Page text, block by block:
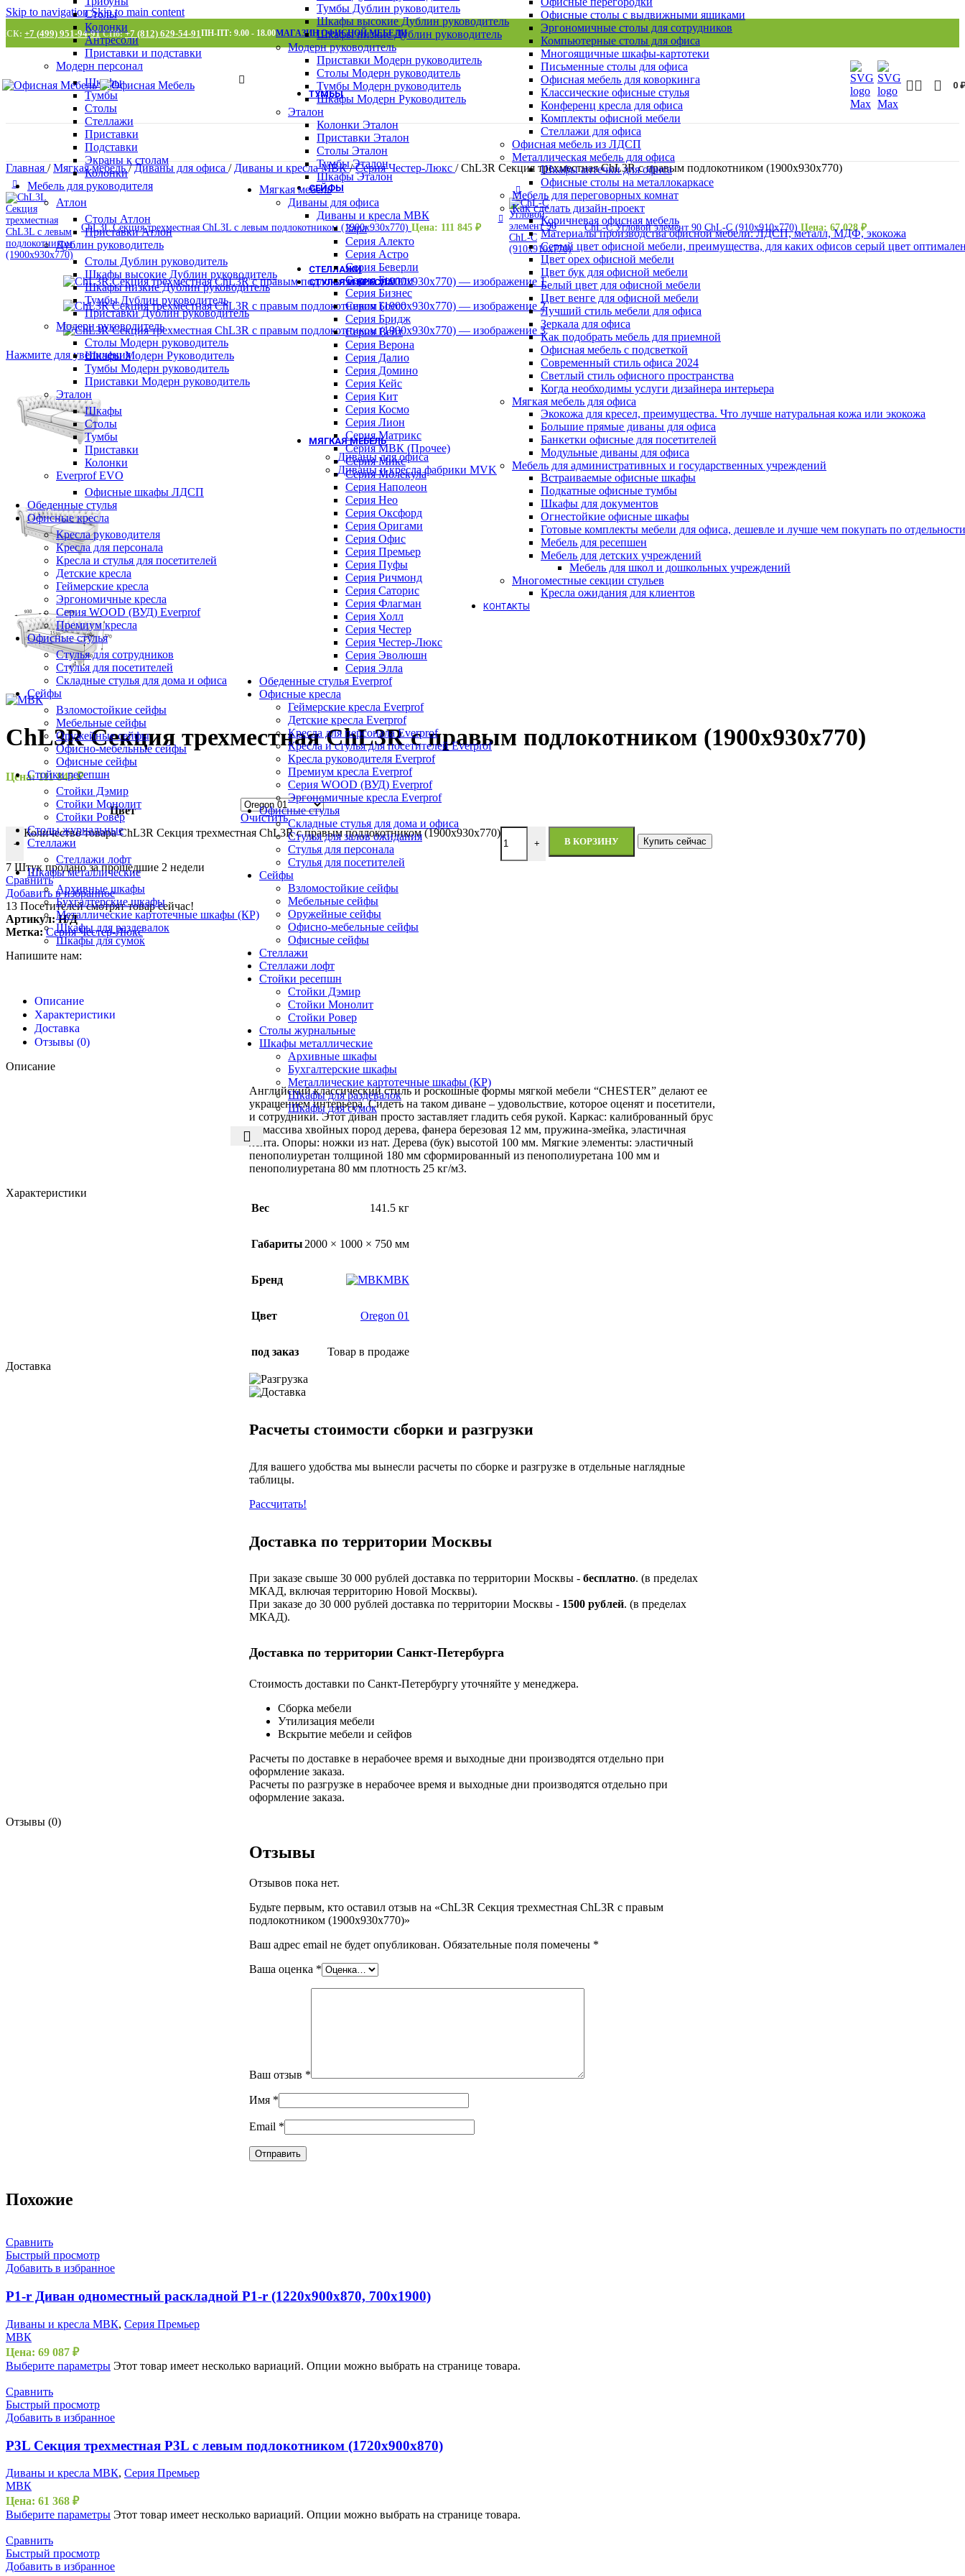
Skip to navigationSkip to main content
+7 (499) 951-94-91 СПб:+7 (812) 629-54-91ПН-ПТ: 9.00 - 18.00МАГАЗИН ОФИСНОЙ МЕБЕЛИ
Офисные столы с выдвижными ящиками
Эргономичные столы для сотрудников
Компьютерные столы для офиса
Многоящичные шкафы-картотеки
Письменные столы для офиса
Офисная мебель для коворкинга
Классические офисные стулья
Конференц кресла для офиса
Комплекты офисной мебели
Стеллажи для офиса
Офисная мебель из ЛДСП
Металлическая мебель для офиса
Шкафы аптечки для офиса
Офисные столы на металлокаркасе
Мебель для переговорных комнат
Как сделать дизайн-проект
Коричневая офисная мебель
Материалы производства офисной мебели: ЛДСП, металл, МДФ, экокожа
Серый цвет офисной мебели, преимущества, для каких офисов серый цвет
Цвет орех офисной мебели
Цвет бук для офисной мебели
Белый цвет для офисной мебели
Цвет венге для офисной мебели
Лучший стиль мебели для офиса
Зеркала для офиса
Как подобрать мебель для приемной
Офисная мебель с подсветкой
Современный стиль офиса 2024
Светлый стиль офисного пространства
Когда необходимы услуги дизайнера интерьера
Мягкая мебель для офиса
Экокожа для кресел, преимущества. Что лучше натуральная кожа или экокожа
Большие прямые диваны для офиса
Банкетки офисные для посетителей
Модульные диваны для офиса
Мебель для административных и государственных учреждений
Встраиваемые офисные шкафы
Подкатные офисные тумбы
Шкафы для документов
Огнестойкие офисные шкафы
Готовые комплекты мебели для офиса, дешевле и лучше чем покупать по отдельности
Мебель для ресепшен
Мебель для детских учреждений
Мебель для школ и дошкольных учреждений
Многоместные секции стульев
Кресла ожидания для клиентов
КОНТАКТЫ
Тумбы Дублин руководитель
Шкафы высокие Дублин руководитель
Шкафы низкие Дублин руководитель
Модерн руководитель
Приставки Модерн руководитель
Столы Модерн руководитель
Тумбы Модерн руководитель
Шкафы Модерн Руководитель
Эталон
Колонки Эталон
Приставки Эталон
Столы Эталон
Тумбы Эталон
Шкафы Эталон
Мягкая мебель
Диваны для офиса
Диваны и кресла МВК
Зара
Серия Алекто
Серия Астро
Серия Беверли
Серия Бентли
Серия Бизнес
Серия Боссо
Серия Бридж
Серия Вейт
Серия Верона
Серия Далио
Серия Домино
Серия Кейс
Серия Кит
Серия Космо
Серия Лион
Серия Матрикс
Серия МВК (Прочее)
Серия Микс
Серия Молекула
Серия Наполеон
Серия Нео
Серия Оксфорд
Серия Оригами
Серия Офис
Серия Премьер
Серия Пуфы
Серия Ричмонд
Серия Саторис
Серия Флагман
Серия Холл
Серия Честер
Серия Честер-Люкс
Серия Эволюшн
Серия Элла
Обеденные стулья Everprof
Офисные кресла
Геймерские кресла Everprof
Детские кресла Everprof
Кресла для персонала Everprof
Кресла и стулья для посетителей Everprof
Кресла руководителя Everprof
Премиум кресла Everprof
Серия WOOD (ВУД) Everprof
Эргономичные кресла Everprof
Офисные стулья
Складные стулья для дома и офиса
Стулья для залов ожидания
Стулья для персонала
Стулья для посетителей
Сейфы
Взломостойкие сейфы
Мебельные сейфы
Оружейные сейфы
Офисно-мебельные сейфы
Офисные сейфы
Стеллажи
Стеллажи лофт
Стойки ресепшн
Стойки Дэмир
Стойки Монолит
Стойки Ровер
Столы журнальные
Шкафы металлические
Архивные шкафы
Бухгалтерские шкафы
Металлические картотечные шкафы (КР)
Шкафы для раздевалок
Шкафы для сумок
0
Столы
Колонки
Антресоли
Приставки и подставки
Модерн персонал
Шкафы
Тумбы
Столы
Стеллажи
Приставки
Подставки
Экраны к столам
Колонки
Мебель для руководителя
Атлон
Столы Атлон
Приставки Атлон
Дублин руководитель
Столы Дублин руководитель
Шкафы высокие Дублин руководитель
Шкафы низкие Дублин руководитель
Тумбы Дублин руководитель
Приставки Дублин руководитель
Модерн руководитель
Столы Модерн руководитель
Шкафы Модерн Руководитель
Тумбы Модерн руководитель
Приставки Модерн руководитель
Эталон
Шкафы
Столы
Тумбы
Приставки
Колонки
Everprof EVO
Офисные шкафы ЛДСП
Обеденные стулья
Офисные кресла
Кресла руководителя
Кресла для персонала
Кресла и стулья для посетителей
Детские кресла
Геймерские кресла
Эргономичные кресла
Серия WOOD (ВУД) Everprof
Премиум кресла
Офисные стулья
Стулья для сотрудников
Стулья для посетителей
Складные стулья для дома и офиса
Сейфы
Взломостойкие сейфы
Мебельные сейфы
Оружейные сейфы
Офисно-мебельные сейфы
Офисные сейфы
Стойки ресепшн
Стойки Дэмир
Стойки Монолит
Стойки Ровер
Столы журнальные
Стеллажи
Стеллажи лофт
Шкафы металлические
Архивные шкафы
Бухгалтерские шкафы
Металлические картотечные шкафы (КР)
Шкафы для раздевалок
Шкафы для сумок
ВСЕ СТОЛЫ
Шкафы Эталон
Шкафы для сумок
Архивные шкафы
Бухгалтерские шкафы
Картотечные шкафы
Шкафы для раздевалок
Смотреть все шкафы
ВСЕ ШКАФЫ
ТУМБЫ
Тумбы Эталон
Тумбы Модерн персонал
Тумбы Модерн руководитель
Тумбы монолит персонал
Смотреть все тумбы
ВСЕ ТУМБЫ
СЕЙФЫ
Взломостойкие сейфы
Офисно-мебельные сейфы
Офисные сейфы
Мебельные сейфы
Оружейные сейфы
СТЕЛЛАЖИ
СТУЛЬЯ И КРЕСЛА
Кресла для персонала
Кресла руководителя
Барные стулья
Геймерские кресла
Детские кресла
Кресла для отдыха
Кресла и стулья для посетителей
Обеденные стулья
Премиум кресла
Серия WOOD (ВУД)
Офисные стулья
МЯГКАЯ МЕБЕЛЬ
Диваны для офиса
Диваны и кресла фабрики MVK
Главная / Мягкая мебель/ Диваны для офиса / Диваны и кресла МВК/ Серия Честер-Люкс / СhL3R Секция трехместная ChL3R с правым подлокотником (1900х930х770)
СhL3L Секция трехместная ChL3L с левым подлокотником (1900х930х770) Цена: 111 845 ₽ СhL-C Угловой элемент 90 ChL-C (910х910х770) Цена: 67 028 ₽
Нажмите для увеличения
СhL3R Секция трехместная ChL3R с правым подлокотником (1900х930х770)
Цена:111 845₽
Цвет
Очистить
-
Количество товара СhL3R Секция трехместная ChL3R с правым подлокотником (1900х930х770)
+ В КОРЗИНУ Купить сейчас
7 Штук продано за прошедшие 2 недели
Сравнить
Добавить в избранное
13 Посетителей смотрят товар сейчас!
Артикул:Н/Д
Метка: Серия Честер-Люкс
Напишите нам:
Описание
Характеристики
Доставка
Отзывы (0)
Описание
Английский классический стиль и роскошные формы мягкой мебели “CHESTER” делают ее
украшением интерьера. Сидеть на таком диване – удовольствие, которое оценят и посетители,
и сотрудники. Этот диван просто заставляет гладить себя рукой. Каркас: калиброванный брус
из массива хвойных пород дерева, фанера березовая 12 мм, пружина-змейка, эластичная
лента. Опоры: ножки из нат. Дерева (бук) высотой 100 мм. Мягкие элементы: эластичный
пенополиуретан толщиной 180 мм сформированный из пенополиуретана 100 мм и
пенополиуретана 80 мм плотность 25 кг/м3.
Характеристики
Вес
141.5 кг
Габариты 2000 × 1000 × 750 мм
Бренд МВК
Цвет Oregon 01
под заказ
Товар в продаже
Доставка
Расчеты стоимости сборки и разгрузки
Для вашего удобства мы вынесли расчеты по сборке и разгрузке в отдельные наглядные
таблицы.
Рассчитать!
Доставка по территории Москвы
При заказе свыше 30 000 рублей доставка по территории Москвы - бесплатно. (в пределах
МКАД, включая территорию Новой Москвы).
При заказе до 30 000 рублей доставка по территории Москвы - 1500 рублей. (в пределах
МКАД).
Доставка по территории Санкт-Петербурга
Стоимость доставки по Санкт-Петербургу уточняйте у менеджера.
Сборка мебели
Утилизация мебели
Вскрытие мебели и сейфов
Расчеты по доставке в нерабочее время и выходные дни производятся отдельно при
оформление заказа.
Расчеты по разгрузке в нерабочее время и выходные дни производятся отдельно при
оформление заказа.
Отзывы (0)
Отзывы
Отзывов пока нет.
Будьте первым, кто оставил отзыв на «СhL3R Секция трехместная ChL3R с правым
подлокотником (1900х930х770)»
Ваш адрес email не будет опубликован. Обязательные поля помечены *
Ваша оценка *
Ваш отзыв *
Имя *
Email *
Похожие
Сравнить
Быстрый просмотр
Добавить в избранное
P1-r Диван одноместный раскладной P1-r (1220х900х870, 700х1900)
Диваны и кресла МВК, Серия Премьер
МВК
Цена: 69 087 ₽
Выберите параметры Этот товар имеет несколько вариаций. Опции можно выбрать на странице товара.
Сравнить
Быстрый просмотр
Добавить в избранное
P3L Секция трехместная P3L с левым подлокотником (1720х900х870)
Диваны и кресла МВК, Серия Премьер
МВК
Цена: 61 368 ₽
Выберите параметры Этот товар имеет несколько вариаций. Опции можно выбрать на странице товара.
Сравнить
Быстрый просмотр
Добавить в избранное